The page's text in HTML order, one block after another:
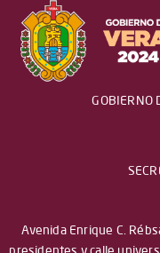
GOBIERNO
Avenida Enrique C.